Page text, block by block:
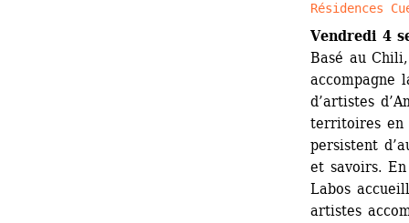
Résidences
Vendredi 4
Basé au
­accompagne
d’artistes
territoires en
persistent
et savoirs.
Labos
artistes